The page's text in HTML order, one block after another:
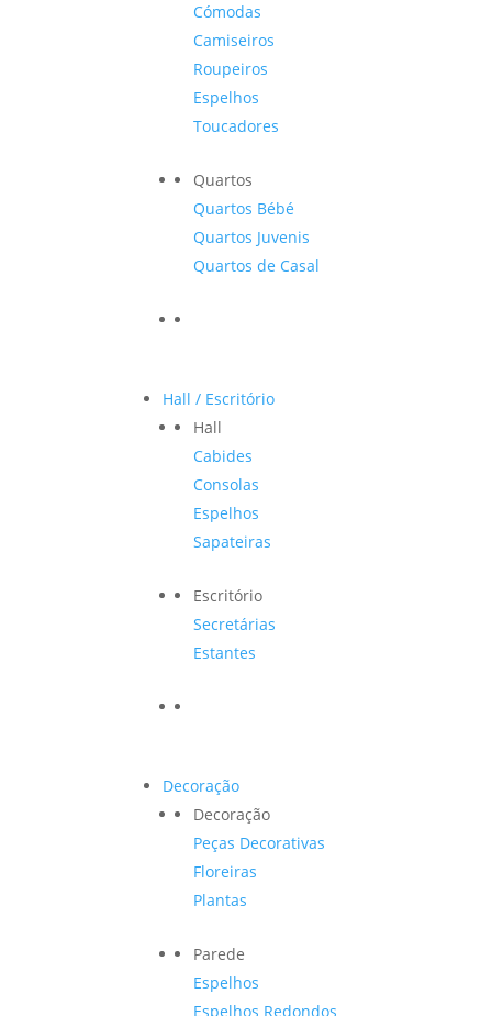
Cómodas
Camiseiros
Roupeiros
Espelhos
Toucadores
Quartos
Quartos Bébé
Quartos Juvenis
Quartos de Casal
Hall / Escritório
Hall
Cabides
Consolas
Espelhos
Sapateiras
Escritório
Secretárias
Estantes
Decoração
Decoração
Peças Decorativas
Floreiras
Plantas
Parede
Espelhos
Espelhos Redondos